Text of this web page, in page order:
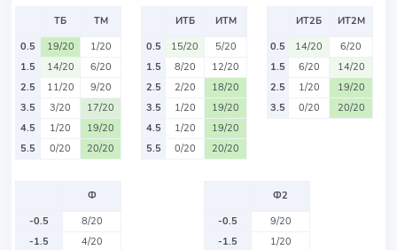
ТБ
ТМ
0.5
19/20
1/20
1.5
14/20
6/20
2.5
11/20
9/20
3.5
3/20
17/20
4.5
1/20
19/20
5.5
0/20 20/20
ИТБ
ИТМ
0.5
15/20
5/20
1.5
8/20
12/20
2.5
2/20
18/20
3.5
1/20
19/20
4.5
1/20
19/20
5.5
0/20 20/20
ИТ2Б
ИТ2М
0.5
14/20
6/20
1.5
6/20
14/20
2.5
1/20
19/20
3.5
0/20 20/20
Ф
-0.5
8/20
-1.5
4/20
Ф2
-0.5
9/20
-1.5
1/20